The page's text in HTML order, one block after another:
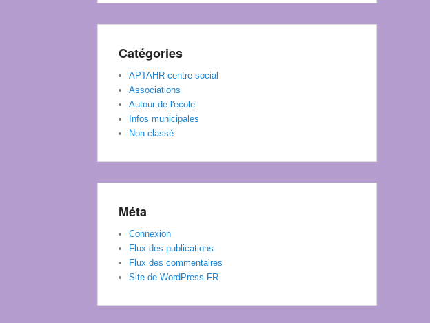
Catégories
APTAHR centre social
Associations
Autour de l'école
Infos municipales
Non classé
Méta
Connexion
Flux des publications
Flux des commentaires
Site de WordPress-FR